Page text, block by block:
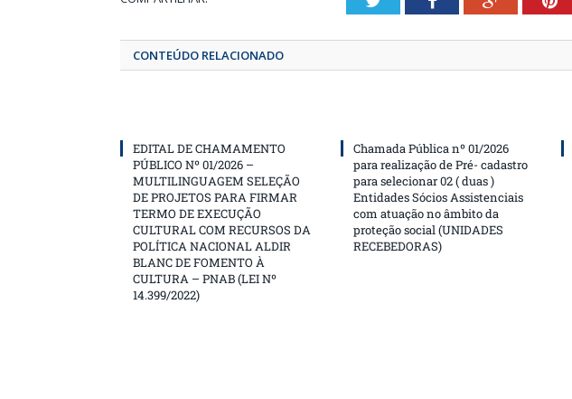
CONTEÚDO RELACIONADO
EDITAL DE CHAMAMENTO
PÚBLICO Nº 01/2026 –
MULTILINGUAGEM SELEÇÃO
DE PROJETOS PARA FIRMAR
TERMO DE EXECUÇÃO
CULTURAL COM RECURSOS DA
POLÍTICA NACIONAL ALDIR
BLANC DE FOMENTO À
CULTURA – PNAB (LEI Nº
14.399/2022)
Chamada Pública nº 01/2026
para realização de Pré- cadastro
para selecionar 02 ( duas )
Entidades Sócios Assistenciais
com atuação no âmbito da
proteção social (UNIDADES
RECEBEDORAS)